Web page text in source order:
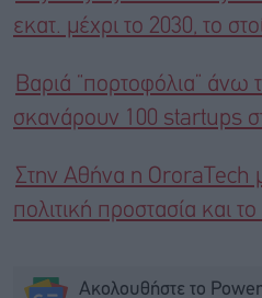
εκατ. μέχρι το 2030, το
Βαριά “πορτοφόλια” άνω
σκανάρουν 100 startups
Στην Αθήνα η OroraTech
πολιτική προστασία και
Ακολουθήστε το